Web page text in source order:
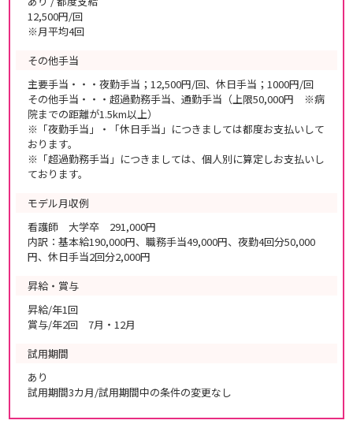
12,500円/回
※月平均4回
その他手当
主要手当・・・夜勤手当；12,500円/回、休日手当；1000円/回
その他手当・・・超過勤務手当、通勤手当（上限50,000円 ※病
院までの距離が1.5km以上）
※「夜勤手当」・「休日手当」につきましては都度お支払いして
おります。
※「超過勤務手当」につきましては、個人別に算定しお支払いし
ております。
モデル月収例
看護師 大学卒 291,000円
内訳：基本給190,000円、職務手当49,000円、夜勤4回分50,000
円、休日手当2回分2,000円
昇給・賞与
昇給/年1回
賞与/年2回 7月・12月
試用期間
あり
試用期間3カ月/試用期間中の条件の変更なし